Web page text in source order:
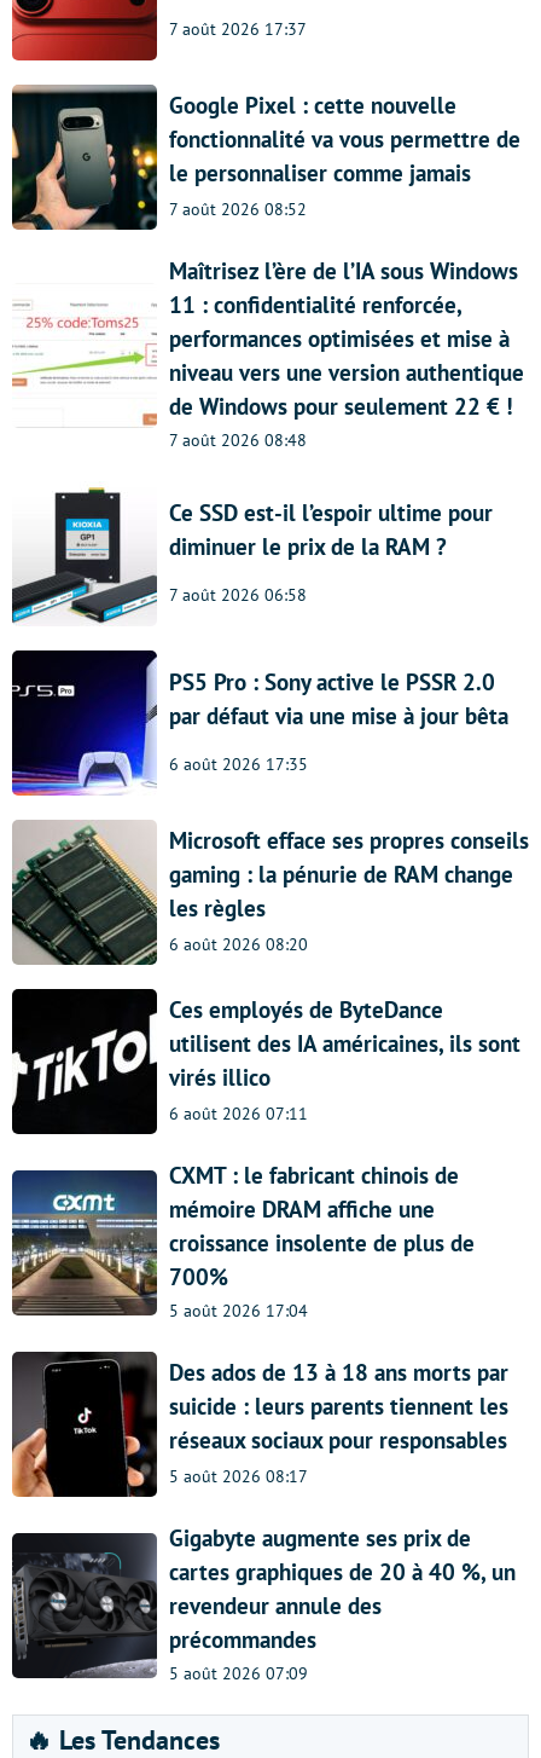
7 août 2026 17:37
Google Pixel : cette nouvelle
fonctionnalité va vous permettre de
le personnaliser comme jamais
7 août 2026 08:52
Maîtrisez l’ère de l’IA sous Windows
11 : confidentialité renforcée,
performances optimisées et mise à
niveau vers une version authentique
de Windows pour seulement 22 € !
7 août 2026 08:48
Ce SSD est-il l’espoir ultime pour
diminuer le prix de la RAM ?
7 août 2026 06:58
PS5 Pro : Sony active le PSSR 2.0
par défaut via une mise à jour bêta
6 août 2026 17:35
Microsoft efface ses propres conseils
gaming : la pénurie de RAM change
les règles
6 août 2026 08:20
Ces employés de ByteDance
utilisent des IA américaines, ils sont
virés illico
6 août 2026 07:11
CXMT : le fabricant chinois de
mémoire DRAM affiche une
croissance insolente de plus de
700%
5 août 2026 17:04
Des ados de 13 à 18 ans morts par
suicide : leurs parents tiennent les
réseaux sociaux pour responsables
5 août 2026 08:17
Gigabyte augmente ses prix de
cartes graphiques de 20 à 40 %, un
revendeur annule des
précommandes
5 août 2026 07:09
🔥 Les Tendances